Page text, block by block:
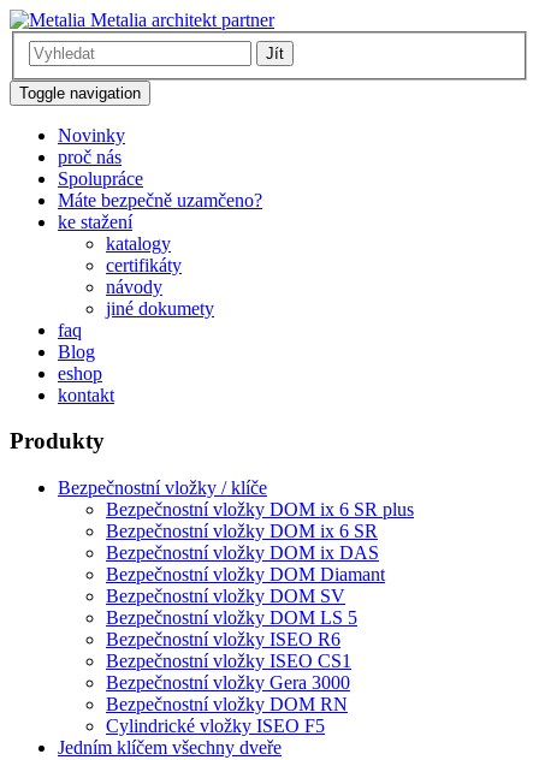
Metalia architekt partner
Jít
Toggle navigation
Novinky
proč nás
Spolupráce
Máte bezpečně uzamčeno?
ke stažení
katalogy
certifikáty
návody
jiné dokumety
faq
Blog
eshop
kontakt
Produkty
Bezpečnostní vložky / klíče
Bezpečnostní vložky DOM ix 6 SR plus
Bezpečnostní vložky DOM ix 6 SR
Bezpečnostní vložky DOM ix DAS
Bezpečnostní vložky DOM Diamant
Bezpečnostní vložky DOM SV
Bezpečnostní vložky DOM LS 5
Bezpečnostní vložky ISEO R6
Bezpečnostní vložky ISEO CS1
Bezpečnostní vložky Gera 3000
Bezpečnostní vložky DOM RN
Cylindrické vložky ISEO F5
Jedním klíčem všechny dveře